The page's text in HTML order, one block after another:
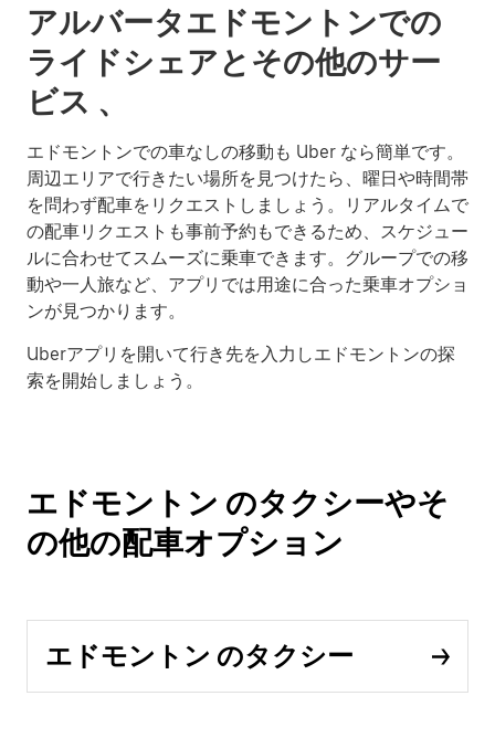
アルバータエドモントンでの
ライドシェアとその他のサー
ビス 、
エドモントンでの車なしの移動も Uber なら簡単です。
周辺エリアで行きたい場所を見つけたら、曜日や時間帯
を問わず配車をリクエストしましょう。リアルタイムで
の配車リクエストも事前予約もできるため、スケジュー
ルに合わせてスムーズに乗車できます。グループでの移
動や一人旅など、アプリでは用途に合った乗車オプショ
ンが見つかります。
Uberアプリを開いて行き先を入力しエドモントンの探
索を開始しましょう。
エドモントン のタクシーやそ
の他の配車オプション
エドモントン のタクシー